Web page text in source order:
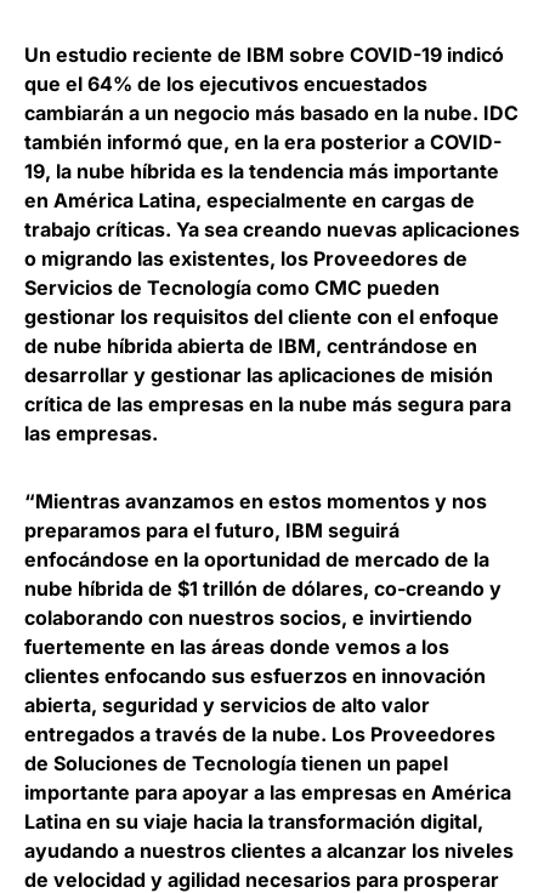
Un estudio reciente de IBM sobre COVID-19 indicó
que el 64% de los ejecutivos encuestados
cambiarán a un negocio más basado en la nube. IDC
también informó que, en la era posterior a COVID-
19, la nube híbrida es la tendencia más importante
en América Latina, especialmente en cargas de
trabajo críticas. Ya sea creando nuevas aplicaciones
o migrando las existentes, los Proveedores de
Servicios de Tecnología como CMC pueden
gestionar los requisitos del cliente con el enfoque
de nube híbrida abierta de IBM, centrándose en
desarrollar y gestionar las aplicaciones de misión
crítica de las empresas en la nube más segura para
las empresas.
“Mientras avanzamos en estos momentos y nos
preparamos para el futuro, IBM seguirá
enfocándose en la oportunidad de mercado de la
nube híbrida de $1 trillón de dólares, co-creando y
colaborando con nuestros socios, e invirtiendo
fuertemente en las áreas donde vemos a los
clientes enfocando sus esfuerzos en innovación
abierta, seguridad y servicios de alto valor
entregados a través de la nube. Los Proveedores
de Soluciones de Tecnología tienen un papel
importante para apoyar a las empresas en América
Latina en su viaje hacia la transformación digital,
ayudando a nuestros clientes a alcanzar los niveles
de velocidad y agilidad necesarios para prosperar